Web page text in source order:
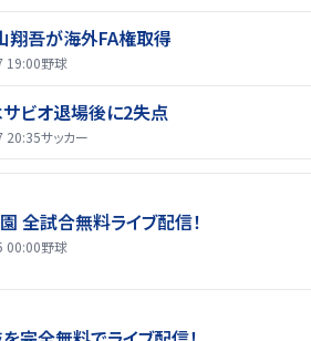
翔吾が海外FA権取得
19:00野球
ビオ退場後に2失点
20:35サッカー
全試合無料ライブ配信！
00:00野球